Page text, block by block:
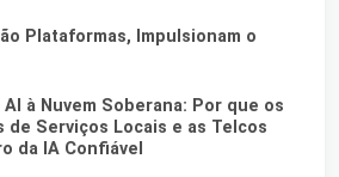
Plataformas, Impulsionam o
AI à Nuvem Soberana: Por que os
de Serviços Locais e as Telcos
da IA Confiável